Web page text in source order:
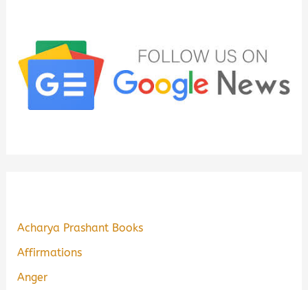
Acharya Prashant Books
Affirmations
Anger